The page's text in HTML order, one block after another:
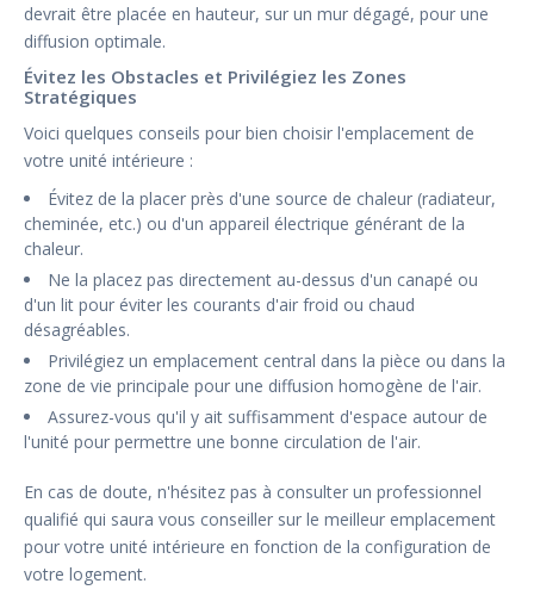
devrait être placée en hauteur, sur un mur dégagé, pour une
diffusion optimale.
Évitez les Obstacles et Privilégiez les Zones
Stratégiques
Voici quelques conseils pour bien choisir l'emplacement de
votre unité intérieure :
Évitez de la placer près d'une source de chaleur (radiateur,
cheminée, etc.) ou d'un appareil électrique générant de la
chaleur.
Ne la placez pas directement au-dessus d'un canapé ou
d'un lit pour éviter les courants d'air froid ou chaud
désagréables.
Privilégiez un emplacement central dans la pièce ou dans la
zone de vie principale pour une diffusion homogène de l'air.
Assurez-vous qu'il y ait suffisamment d'espace autour de
l'unité pour permettre une bonne circulation de l'air.
En cas de doute, n'hésitez pas à consulter un professionnel
qualifié qui saura vous conseiller sur le meilleur emplacement
pour votre unité intérieure en fonction de la configuration de
votre logement.